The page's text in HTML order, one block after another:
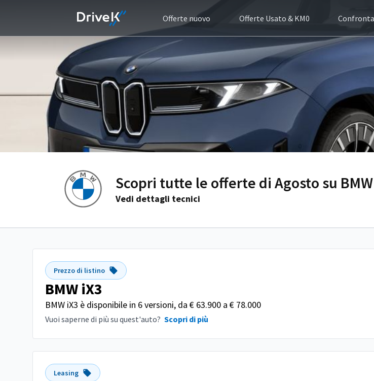
Offerte nuovo Offerte Usato & KM0
Scopri tutte le offerte di Agosto su
Vedi dettagli tecnici
Prezzo di listino
BMW iX3
BMW iX3 è disponibile in 6 versioni, da € 63.900 a € 78.000
Vuoi saperne di più su quest'auto? Scopri di più
Leasing